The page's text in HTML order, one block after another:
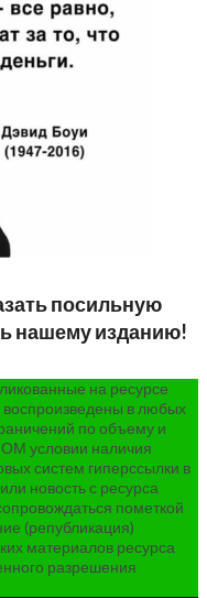
посильную
нашему изданию!
на ресурсе
в любых
по объему и
условии наличия
систем гиперссылки в
новость с ресурса
пометкой
(републикация)
материалов ресурса
разрешения